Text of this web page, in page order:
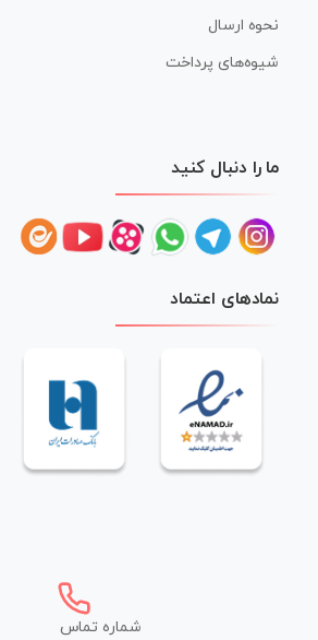
نحوه ارسال
شیوه‌های پرداخت
ما را دنبال کنید
نمادهای اعتماد
شماره تماس